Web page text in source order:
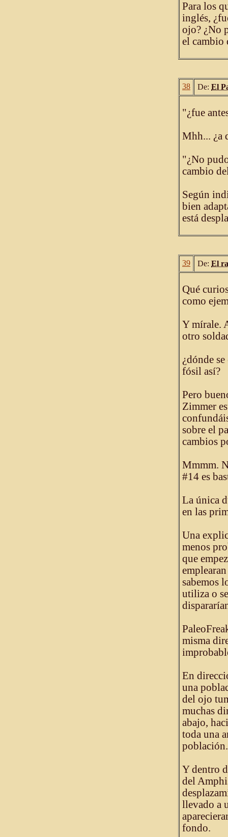
Para los
inglés,
ojo? ¿No
el cambio
38 De: El
"¿fue
Mhh... ¿a
"¿No
cambio
Según
bien
está
39 De: El
Qué
como
Y mírale.
otro
¿dónde
fósil así?
Pero
Zimmer
sobre el
cambios
Mmmm.
#14 es
La única
en las
Una
menos
que
sabemos
utiliza o
misma
En
una
del ojo
muchas
abajo,
toda una
población.
Y dentro
del
llevado a
fondo.